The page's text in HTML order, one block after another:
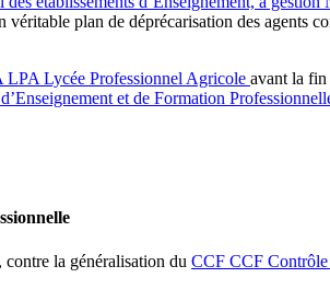
plan de déprécarisation des agents
LPA Lycée Professionnel Agricole avant la
et de Formation
contre la généralisation du CCF CCF